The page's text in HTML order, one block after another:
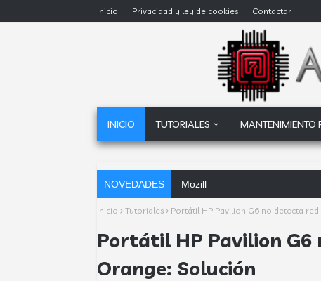
Inicio Privacidad y ley de cookies Contactar
INICIO TUTORIALES MANTENIMIENTO
NOVEDADES Mozilla Firefox 137.0.2 en
Inicio Tutoriales Portátil HP Pavilion G6 no detecta
Portátil HP Pavilion G6
Orange: Solución